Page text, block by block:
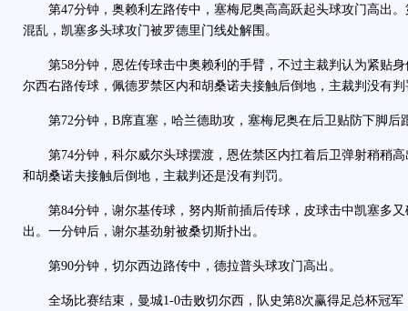
第47分钟，奥赖利左路传中，塞梅尼奥高高跃起头球攻门高出。
混乱，凯塞多头球攻门被罗德里门线处解围。
第58分钟，恩佐传球击中奥赖利的手臂，不过主裁判认为紧贴身
尔西右路传球，佩德罗禁区内和胡桑诺夫接触后倒地，主裁判没有判
第72分钟，B席直塞，哈兰德助攻，塞梅尼奥在后卫贴防下脚后
第74分钟，科尔威尔头球摆渡，恩佐禁区内扛着后卫弹射稍稍高
和胡桑诺夫接触后倒地，主裁判还是没有判罚。
第84分钟，谢尔基传球，努内斯前插后传球，皮球击中凯塞多又
出。一分钟后，谢尔基劲射被桑切斯扑出。
第90分钟，切尔西边路传中，德拉普头球攻门高出。
全场比赛结束，曼城1-0击败切尔西，队史第8次赢得足总杯冠军